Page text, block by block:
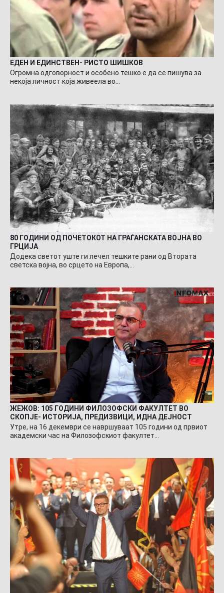
ЕДЕН И ЕДИНСТВЕН- РИСТО ШИШКОВ
Огромна одговорност и особено тешко е да се пишува за
некоја личност која живеела во…
80 ГОДИНИ ОД ПОЧЕТОКОТ НА ГРАЃАНСКАТА ВОЈНА ВО
ГРЦИЈА
Додека светот уште ги лечел тешките рани од Втората
светска војна, во срцето на Европа,…
ЖЕЖОВ: 105 ГОДИНИ ФИЛОЗОФСКИ ФАКУЛТЕТ ВО
СКОПЈЕ- ИСТОРИЈА, ПРЕДИЗВИЦИ, ИДНА ДЕЈНОСТ
Утре, на 16 декември се навршуваат 105 години од првиот
академски час на Филозофскиот факултет…